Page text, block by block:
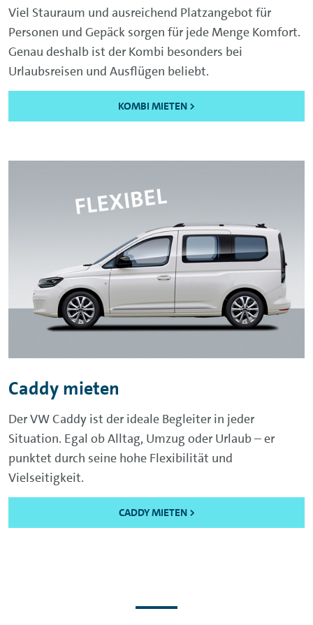
Viel Stauraum und ausreichend Platzangebot für
Personen und Gepäck sorgen für jede Menge Komfort.
Genau deshalb ist der Kombi besonders bei
Urlaubsreisen und Ausflügen beliebt.
KOMBI MIETEN >
Caddy mieten
Der VW Caddy ist der ideale Begleiter in jeder
Situation. Egal ob Alltag, Umzug oder Urlaub – er
punktet durch seine hohe Flexibilität und
Vielseitigkeit.
CADDY MIETEN >